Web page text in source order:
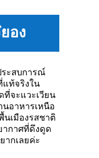
อง
ะสบการณ์
แท้จริงใน
ที่จะแวะเวียน
อาหารเหนือ
เมืองรสชาติ
ากาศที่ดึงดูด
กเลยค่ะ